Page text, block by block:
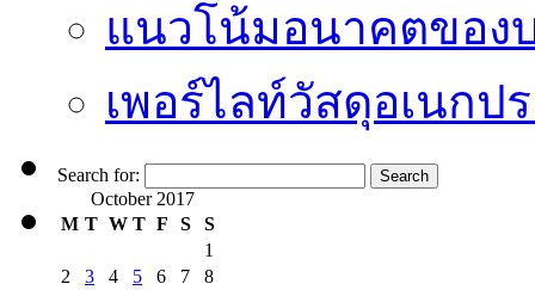
แนวโน้มอนาคตของ
เพอร์ไลท์วัสดุอเนก
Search for:
October 2017
M T W T F S
S
1
2
3 4 5 6 7
8